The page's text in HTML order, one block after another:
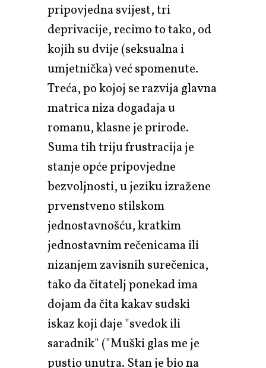
pripovjedna svijest, tri
deprivacije, recimo to tako, od
kojih su dvije (seksualna i
umjetnička) već spomenute.
Treća, po kojoj se razvija glavna
matrica niza događaja u
romanu, klasne je prirode.
Suma tih triju frustracija je
stanje opće pripovjedne
bezvoljnosti, u jeziku izražene
prvenstveno stilskom
jednostavnošću, kratkim
jednostavnim rečenicama ili
nizanjem zavisnih surečenica,
tako da čitatelj ponekad ima
dojam da čita kakav sudski
iskaz koji daje "svedok ili
saradnik" ("Muški glas me je
pustio unutra. Stan je bio na